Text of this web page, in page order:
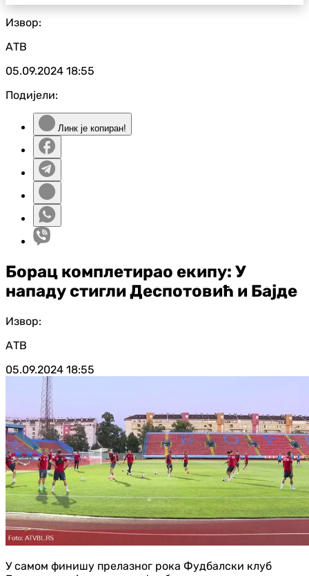
Извор:
АТВ
05.09.2024 18:55
Подијели:
Линк је копиран!
Борац комплетирао екипу: У
нападу стигли Деспотовић и Бајде
Извор:
АТВ
05.09.2024 18:55
У самом финишу прелазног рока Фудбалски клуб